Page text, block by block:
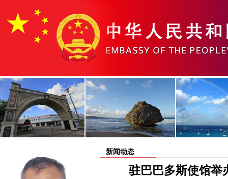
新闻动态
驻巴巴多斯使馆举